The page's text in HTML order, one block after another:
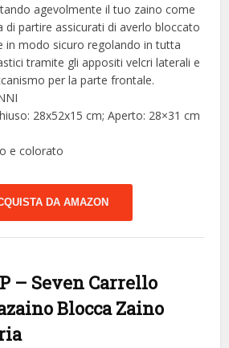
agevolmente il tuo zaino come
di partire assicurati di averlo bloccato
in modo sicuro regolando in tutta
tramite gli appositi velcri laterali e
per la parte frontale.
28x52x15 cm; Aperto: 28×31 cm
e colorato
DA AMAZON
– Seven Carrello
Blocca Zaino